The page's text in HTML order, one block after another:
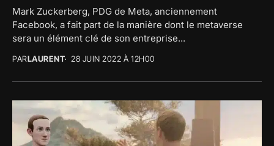
Mark Zuckerberg, PDG de Meta, anciennement
Facebook, a fait part de la manière dont le metaverse
sera un élément clé de son entreprise...
PARLAURENT 28 JUIN 2022 À 12H00